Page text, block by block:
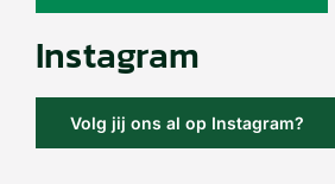
Instagram
Volg jij ons al op Instagram?